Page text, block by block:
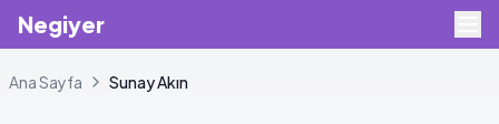
Negiyer
Ana Sayfa SunayAkın